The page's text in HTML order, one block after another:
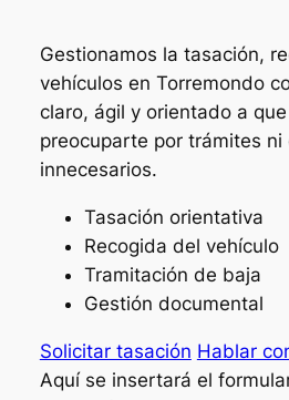
Gestionamos la tasación,
vehículos en Torremondo
claro, ágil y orientado a
preocuparte por trámites ni
innecesarios.
Tasación orientativa
Recogida del vehículo
Tramitación de baja
Gestión documental
Solicitar tasación Hablar
Aquí se insertará el